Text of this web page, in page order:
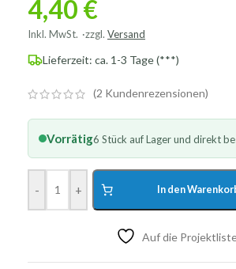
4,40 €
Inkl. MwSt. zzgl. Versand
Lieferzeit: ca. 1-3 Tage (***)
(2 Kundenrezensionen)
Vorrätig6 Stück auf Lager und direkt
- + In den
Auf die